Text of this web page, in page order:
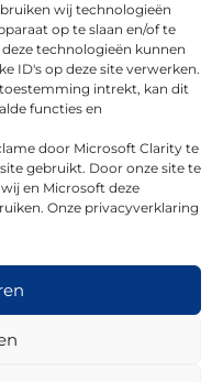
wij technologieën
op te slaan en/of te
technologieën kunnen
ID's op deze site verwerken.
intrekt, kan dit
functies en
door Microsoft Clarity te
gebruikt. Door onze site te
en Microsoft deze
Onze privacyverklaring